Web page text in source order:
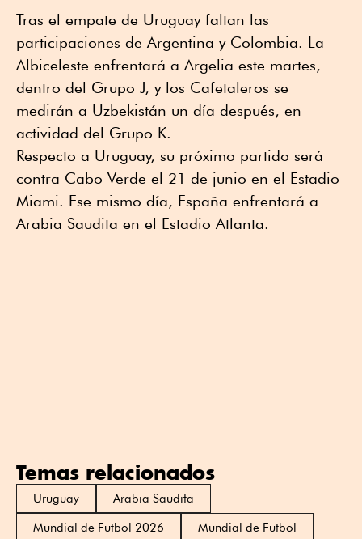
Tras el empate de Uruguay faltan las
participaciones de Argentina y Colombia. La
Albiceleste enfrentará a Argelia este martes,
dentro del Grupo J, y los Cafetaleros se
medirán a Uzbekistán un día después, en
actividad del Grupo K.
Respecto a Uruguay, su próximo partido será
contra Cabo Verde el 21 de junio en el Estadio
Miami. Ese mismo día, España enfrentará a
Arabia Saudita en el Estadio Atlanta.
Temas relacionados
Uruguay
Arabia Saudita
Mundial de Futbol 2026
Mundial de Futbol